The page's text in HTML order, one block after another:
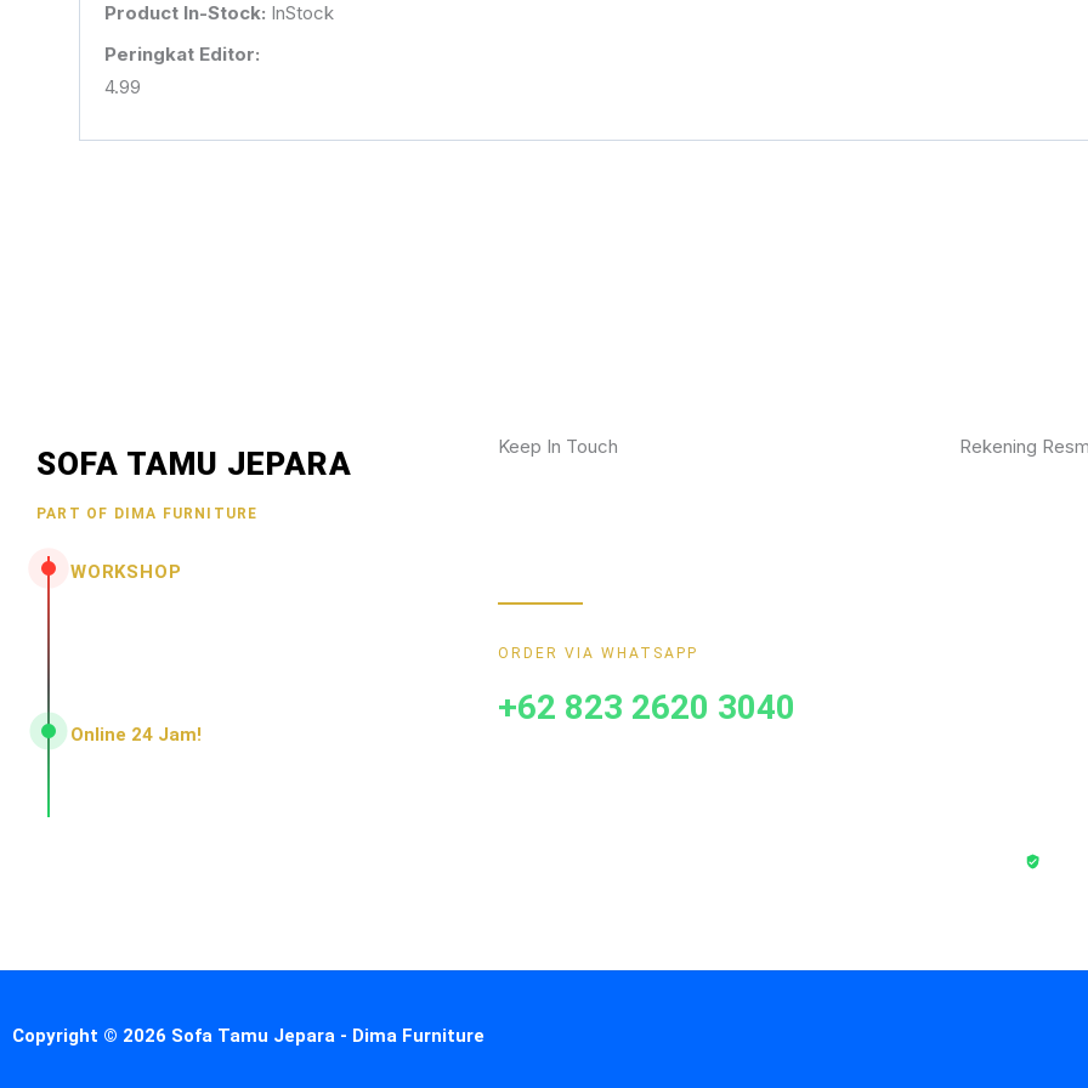
Product In-Stock: InStock
Peringkat Editor:
4.99
SOFA TAMU JEPARA
PART OF DIMA FURNITURE
WORKSHOP
Online 24 Jam!
Keep In Touch
ORDER VIA WHATSAPP
+62 823 2620 3040
Rekening
Copyright © 2026 Sofa Tamu Jepara - Dima Furniture